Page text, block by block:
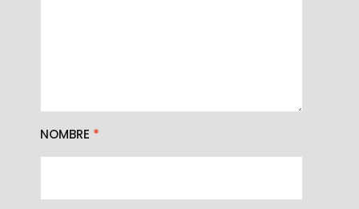
NOMBRE *